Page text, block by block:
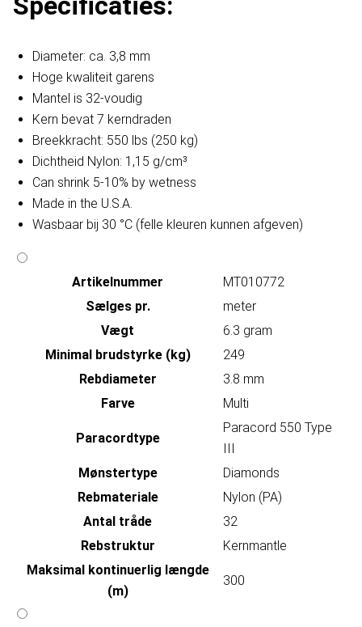
Diameter: ca. 3,8 mm
Hoge kwaliteit garens
Mantel is 32-voudig
Kern bevat 7 kerndraden
Breekkracht: 550 lbs (250 kg)
Dichtheid Nylon: 1,15 g/cm³
Can shrink 5-10% by wetness
Made in the U.S.A.
Wasbaar bij 30 °C (felle kleuren kunnen afgeven)
Artikelnummer
MT010772
Sælges pr.
meter
Vægt
6.3 gram
Minimal brudstyrke (kg)
249
Rebdiameter
3.8 mm
Farve
Multi
Paracordtype
Paracord 550 Type
III
Mønstertype
Diamonds
Rebmateriale
Nylon (PA)
Antal tråde
32
Rebstruktur
Kernmantle
Maksimal kontinuerlig længde
(m)
300